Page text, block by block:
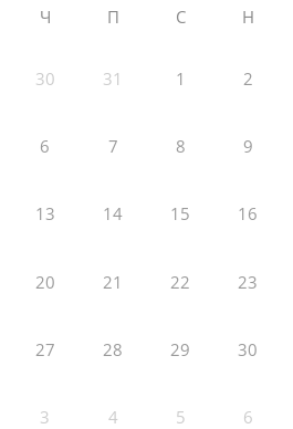
Ч П С Н
30 31 1 2
6 7 8 9
13 14 15 16
20 21 22 23
27 28 29 30
3 4 5 6